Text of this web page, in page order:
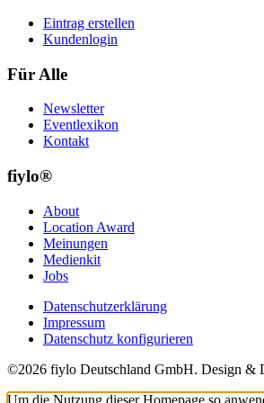
Eintrag erstellen
Kundenlogin
Für Alle
Newsletter
Eventlexikon
Kontakt
fiylo®
About
Location Award
Meinungen
Medienkit
Jobs
Datenschutzerklärung
Impressum
Datenschutz konfigurieren
©2026 fiylo Deutschland GmbH. Design &
Um die Nutzung dieser Homepage so